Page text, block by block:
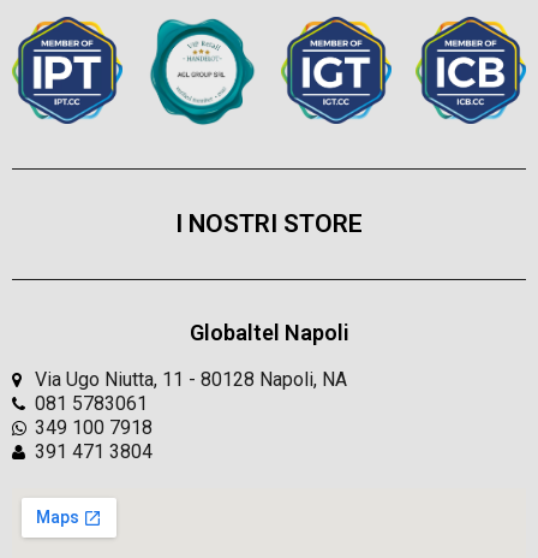
I NOSTRI STORE
Globaltel Napoli
Via Ugo Niutta, 11 - 80128 Napoli, NA
081 5783061
349 100 7918
391 471 3804